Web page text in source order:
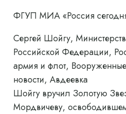
ФГУП МИА «Россия
Сергей Шойгу,
Российской Федерации,
армия и флот,
новости, Авдеевка
Шойгу вручил Золотую
Мордвичеву,